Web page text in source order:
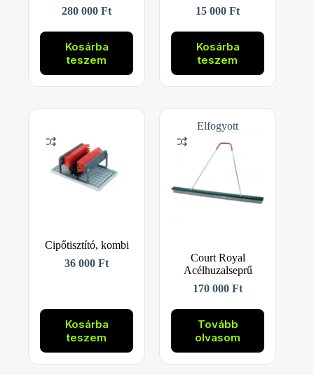
280 000Ft
Kosárba
teszem
15 000Ft
Kosárba
teszem
Cipőtisztító, kombi
36 000Ft
Kosárba
teszem
Elfogyott
Court Royal
Acélhuzalseprű
170 000Ft
Tovább
olvasom